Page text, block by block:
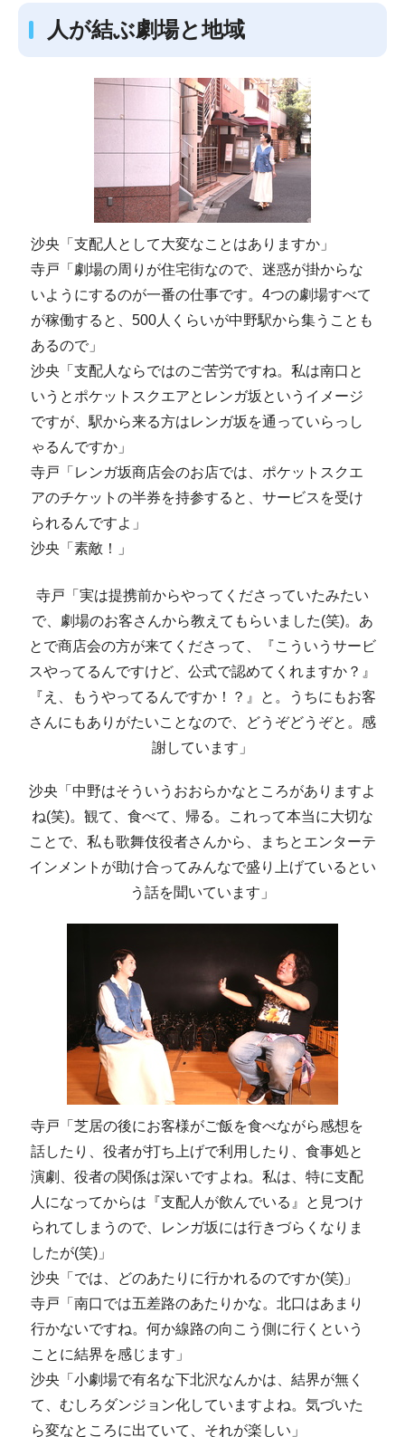
人が結ぶ劇場と地域
沙央「支配人として大変なことはありますか」
寺戸「劇場の周りが住宅街なので、迷惑が掛からな
いようにするのが一番の仕事です。4つの劇場すべて
が稼働すると、500人くらいが中野駅から集うことも
あるので」
沙央「支配人ならではのご苦労ですね。私は南口と
いうとポケットスクエアとレンガ坂というイメージ
ですが、駅から来る方はレンガ坂を通っていらっし
ゃるんですか」
寺戸「レンガ坂商店会のお店では、ポケットスクエ
アのチケットの半券を持参すると、サービスを受け
られるんですよ」
沙央「素敵！」
寺戸「実は提携前からやってくださっていたみたい
で、劇場のお客さんから教えてもらいました(笑)。あ
とで商店会の方が来てくださって、『こういうサービ
スやってるんですけど、公式で認めてくれますか？』
『え、もうやってるんですか！？』と。うちにもお客
さんにもありがたいことなので、どうぞどうぞと。感
謝しています」
沙央「中野はそういうおおらかなところがありますよ
ね(笑)。観て、食べて、帰る。これって本当に大切な
ことで、私も歌舞伎役者さんから、まちとエンターテ
インメントが助け合ってみんなで盛り上げているとい
う話を聞いています」
寺戸「芝居の後にお客様がご飯を食べながら感想を
話したり、役者が打ち上げで利用したり、食事処と
演劇、役者の関係は深いですよね。私は、特に支配
人になってからは『支配人が飲んでいる』と見つけ
られてしまうので、レンガ坂には行きづらくなりま
したが(笑)」
沙央「では、どのあたりに行かれるのですか(笑)」
寺戸「南口では五差路のあたりかな。北口はあまり
行かないですね。何か線路の向こう側に行くという
ことに結界を感じます」
沙央「小劇場で有名な下北沢なんかは、結界が無く
て、むしろダンジョン化していますよね。気づいた
ら変なところに出ていて、それが楽しい」